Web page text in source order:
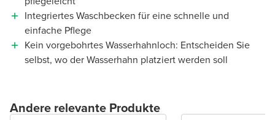
Integriertes Waschbecken für eine schnelle und
einfache Pflege
Kein vorgebohrtes Wasserhahnloch: Entscheiden Sie
selbst, wo der Wasserhahn platziert werden soll
Andere relevante Produkte